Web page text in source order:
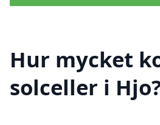
Hur mycket
solceller i